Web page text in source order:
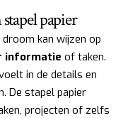
papier
kan wijzen op
informatie of taken.
in de details en
De stapel papier
projecten of zelfs